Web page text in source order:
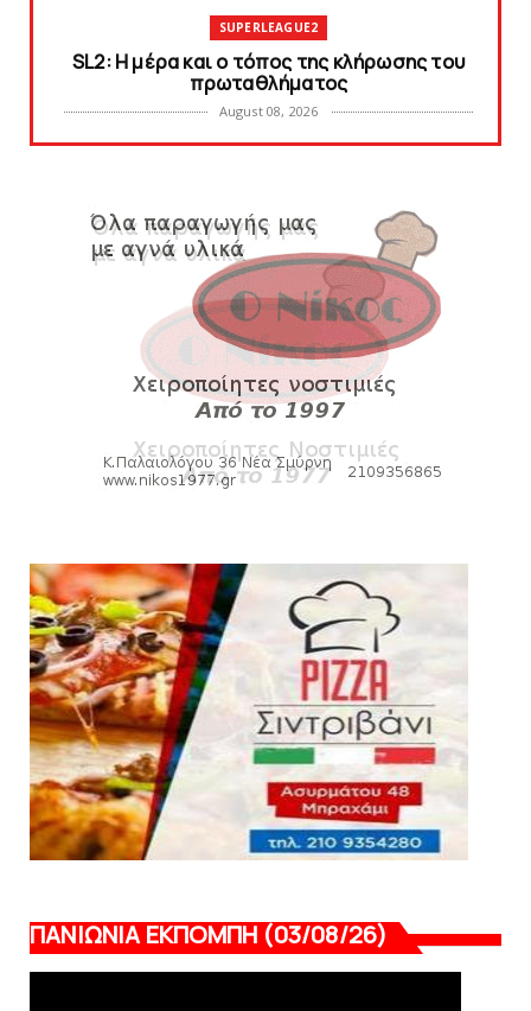
SUPERLEAGUE2
SL2: Η μέρα και ο τόπος της κλήρωσης του
πρωταθλήματος
August 08, 2026
KARA TALKS
August 07, 2026
KARA TALKS
«Kara Talks»: LIVE 21:00
August 07, 2026
SLIDE
Κύπελλο: Την Τετάρτη 19 Αυγούστου το Νίκη
Βόλου - Πανιώνιος
HEADLINES
KARA TALKS
«Kara Talks» LIVE: Παρασκευή στις 21:00
August 06, 2026
ΠΑΝΙΩΝΙΑ ΕΚΠΟΜΠΗ (03/08/26)